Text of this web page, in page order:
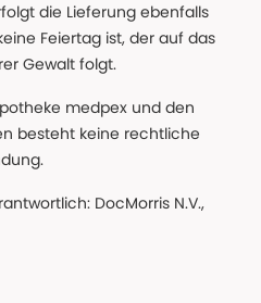
die Lieferung ebenfalls
Feiertag ist, der auf das
Gewalt folgt.
medpex und den
besteht keine rechtliche
DocMorris N.V.,